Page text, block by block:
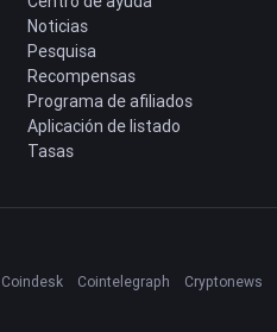
Noticias
Pesquisa
Recompensas
Programa de afiliados
Aplicación de listado
Tasas
Coindesk Cointelegraph Cryptonews